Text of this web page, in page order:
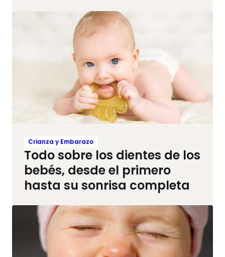
Crianza y Embarazo
Todo sobre los dientes de los
bebés, desde el primero
hasta su sonrisa completa